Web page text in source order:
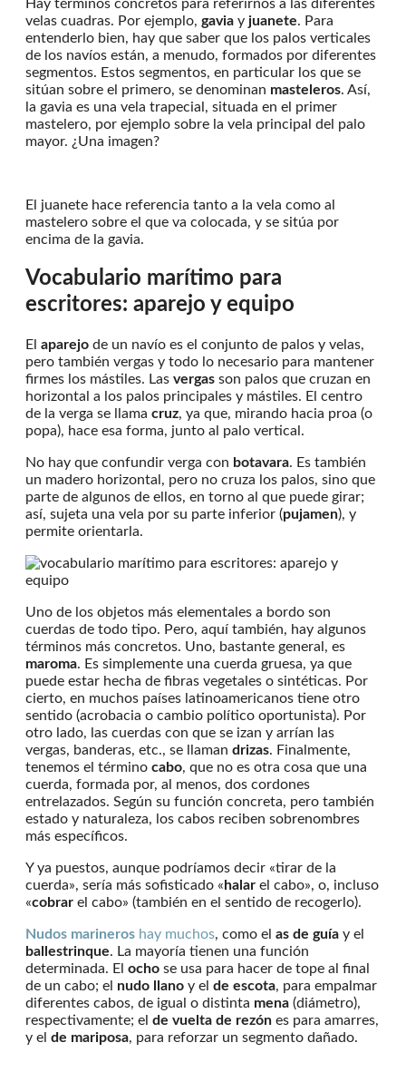
Hay términos concretos para referirnos a las diferentes
velas cuadras. Por ejemplo, gavia y juanete. Para
entenderlo bien, hay que saber que los palos verticales
de los navíos están, a menudo, formados por diferentes
segmentos. Estos segmentos, en particular los que se
sitúan sobre el primero, se denominan masteleros. Así,
la gavia es una vela trapecial, situada en el primer
mastelero, por ejemplo sobre la vela principal del palo
mayor. ¿Una imagen?
El juanete hace referencia tanto a la vela como al
mastelero sobre el que va colocada, y se sitúa por
encima de la gavia.
Vocabulario marítimo para
escritores: aparejo y equipo
El aparejo de un navío es el conjunto de palos y velas,
pero también vergas y todo lo necesario para mantener
firmes los mástiles. Las vergas son palos que cruzan en
horizontal a los palos principales y mástiles. El centro
de la verga se llama cruz, ya que, mirando hacia proa (o
popa), hace esa forma, junto al palo vertical.
No hay que confundir verga con botavara. Es también
un madero horizontal, pero no cruza los palos, sino que
parte de algunos de ellos, en torno al que puede girar;
así, sujeta una vela por su parte inferior (pujamen), y
permite orientarla.
Uno de los objetos más elementales a bordo son
cuerdas de todo tipo. Pero, aquí también, hay algunos
términos más concretos. Uno, bastante general, es
maroma. Es simplemente una cuerda gruesa, ya que
puede estar hecha de fibras vegetales o sintéticas. Por
cierto, en muchos países latinoamericanos tiene otro
sentido (acrobacia o cambio político oportunista). Por
otro lado, las cuerdas con que se izan y arrían las
vergas, banderas, etc., se llaman drizas. Finalmente,
tenemos el término cabo, que no es otra cosa que una
cuerda, formada por, al menos, dos cordones
entrelazados. Según su función concreta, pero también
estado y naturaleza, los cabos reciben sobrenombres
más específicos.
Y ya puestos, aunque podríamos decir «tirar de la
cuerda», sería más sofisticado « halar el cabo», o, incluso
«cobrar el cabo» (también en el sentido de recogerlo).
Nudos marineros hay muchos, como el as de guía y el
ballestrinque. La mayoría tienen una función
determinada. El ocho se usa para hacer de tope al final
de un cabo; el nudo llano y el de escota, para empalmar
diferentes cabos, de igual o distinta mena (diámetro),
respectivamente; el de vuelta de rezón es para amarres,
y el de mariposa, para reforzar un segmento dañado.